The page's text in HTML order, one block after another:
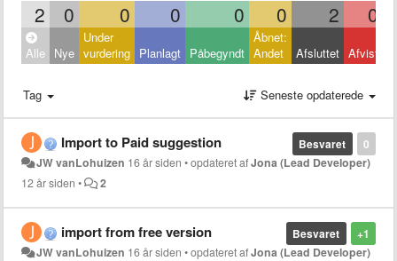
2 0 0 0 0 0 2 0
Alle Nye
Under
vurdering Planlagt Påbegyndt
Åbnet:
Andet
Afsluttet Afvist
Tag Seneste opdaterede
0
Besvaret
Import to Paid suggestion
JW vanLohuizen 16 år siden •opdateret afJona (Lead Developer)
12 år siden • 2
+1
Besvaret
import from free version
JW vanLohuizen 16 år siden •opdateret afJona (Lead Developer)